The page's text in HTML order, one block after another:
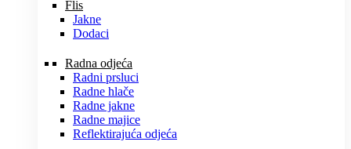
Flis
Jakne
Dodaci
Radna odjeća
Radni prsluci
Radne hlače
Radne jakne
Radne majice
Reflektirajuća odjeća